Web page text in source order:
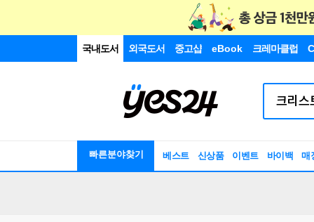
국내도서 외국도서 중고샵 eBook 크레마클럽
빠른분야찾기 베스트 신상품 이벤트 바이백 매